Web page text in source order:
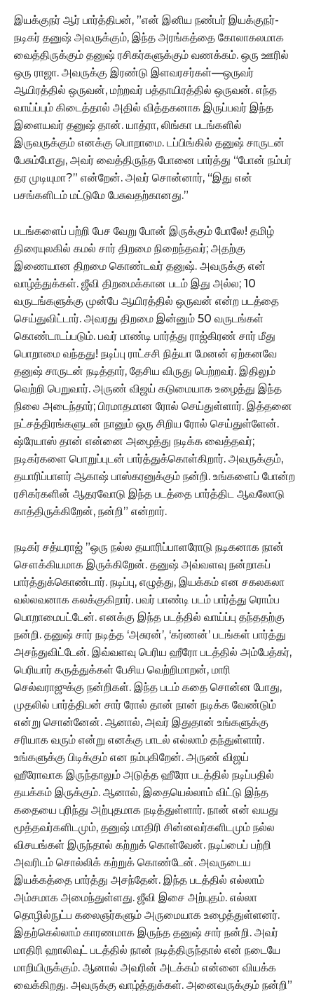
இயக்குநர் ஆர் பார்த்திபன், ”என் இனிய நண்பர் இயக்குநர்-
நடிகர் தனுஷ் அவருக்கும், இந்த அரங்கத்தை கோலாகலமாக
வைத்திருக்கும் தனுஷ் ரசிகர்களுக்கும் வணக்கம். ஒரு ஊரில்
ஒரு ராஜா. அவருக்கு இரண்டு இளவரசர்கள்—ஒருவர்
ஆயிரத்தில் ஒருவன், மற்றவர் பத்தாயிரத்தில் ஒருவன். எந்த
வாய்ப்பும் கிடைத்தால் அதில் வித்தகனாக இருப்பவர் இந்த
இளையவர் தனுஷ் தான். யாத்ரா, லிங்கா படங்களில்
இருவருக்கும் எனக்கு பொறாமை. டப்பிங்கில் தனுஷ் சாருடன்
பேசும்போது, அவர் வைத்திருந்த போனை பார்த்து “போன் நம்பர்
தர முடியுமா?” என்றேன். அவர் சொன்னார், “இது என்
பசங்களிடம் மட்டுமே பேசுவதற்கானது.”
படங்களைப் பற்றி பேச வேறு போன் இருக்கும் போலே! தமிழ்
திரையுலகில் கமல் சார் திறமை நிறைந்தவர்; அதற்கு
இணையான திறமை கொண்டவர் தனுஷ். அவருக்கு என்
வாழ்த்துக்கள். ஜீவி திறமைக்கான படம் இது அல்ல; 10
வருடங்களுக்கு முன்பே ஆயிரத்தில் ஒருவன் என்ற படத்தை
செய்துவிட்டார். அவரது திறமை இன்னும் 50 வருடங்கள்
கொண்டாடப்படும். பவர் பாண்டி பார்த்து ராஜ்கிரண் சார் மீது
பொறாமை வந்தது! நடிப்பு ராட்சசி நித்யா மேனன் ஏற்கனவே
தனுஷ் சாருடன் நடித்தார், தேசிய விருது பெற்றவர். இதிலும்
வெற்றி பெறுவார். அருண் விஜய் கடுமையாக உழைத்து இந்த
நிலை அடைந்தார்; பிரமாதமான ரோல் செய்துள்ளார். இத்தனை
நட்சத்திரங்களுடன் நானும் ஒரு சிறிய ரோல் செய்துள்ளேன்.
ஷ்ரேயாஸ் தான் என்னை அழைத்து நடிக்க வைத்தவர்;
நடிகர்களை பொறுப்புடன் பார்த்துக்கொள்கிறார். அவருக்கும்,
தயாரிப்பாளர் ஆகாஷ் பாஸ்கரனுக்கும் நன்றி. உங்களைப் போன்ற
ரசிகர்களின் ஆதரவோடு இந்த படத்தை பார்த்திட ஆவலோடு
காத்திருக்கிறேன், நன்றி” என்றார்.
நடிகர் சத்யராஜ் ”ஒரு நல்ல தயாரிப்பாளரோடு நடிகனாக நான்
சௌக்கியமாக இருக்கிறேன். தனுஷ் அவ்வளவு நன்றாகப்
பார்த்துக்கொண்டார். நடிப்பு, எழுத்து, இயக்கம் என சகலகலா
வல்லவனாக கலக்குகிறார். பவர் பாண்டி படம் பார்த்து ரொம்ப
பொறாமைபட்டேன். எனக்கு இந்த படத்தில் வாய்ப்பு தந்ததற்கு
நன்றி. தனுஷ் சார் நடித்த ‘அசுரன்’, ‘கர்ணன்’ படங்கள் பார்த்து
அசந்துவிட்டேன். இவ்வளவு பெரிய ஹீரோ படத்தில் அம்பேத்கர்,
பெரியார் கருத்துக்கள் பேசிய வெற்றிமாறன், மாரி
செல்வராஜுக்கு நன்றிகள். இந்த படம் கதை சொன்ன போது,
முதலில் பார்த்திபன் சார் ரோல் தான் நான் நடிக்க வேண்டும்
என்று சொன்னேன். ஆனால், அவர் இதுதான் உங்களுக்கு
சரியாக வரும் என்று எனக்கு பாடல் எல்லாம் தந்துள்ளார்.
உங்களுக்கு பிடிக்கும் என நம்புகிறேன். அருண் விஜய்
ஹீரோவாக இருந்தாலும் அடுத்த ஹீரோ படத்தில் நடிப்பதில்
தயக்கம் இருக்கும். ஆனால், இதையெல்லாம் விட்டு இந்த
கதையை புரிந்து அற்புதமாக நடித்துள்ளார். நான் என் வயது
மூத்தவர்களிடமும், தனுஷ் மாதிரி சின்னவர்களிடமும் நல்ல
விசயங்கள் இருந்தால் கற்றுக் கொள்வேன். நடிப்பைப் பற்றி
அவரிடம் சொல்லிக் கற்றுக் கொண்டேன். அவருடைய
இயக்கத்தை பார்த்து அசந்தேன். இந்த படத்தில் எல்லாம்
அம்சமாக அமைந்துள்ளது. ஜீவி இசை அற்புதம். எல்லா
தொழில்நுட்ப கலைஞர்களும் அருமையாக உழைத்துள்ளனர்.
இதற்கெல்லாம் காரணமாக இருந்த தனுஷ் சார் நன்றி. அவர்
மாதிரி ஹாலிவுட் படத்தில் நான் நடித்திருந்தால் என் நடையே
மாறியிருக்கும். ஆனால் அவரின் அடக்கம் என்னை வியக்க
வைக்கிறது. அவருக்கு வாழ்த்துக்கள். அனைவருக்கும் நன்றி”